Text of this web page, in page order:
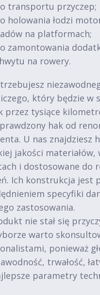
transportu przyczep;
holowania łodzi
na platformach;
zamontowania
na rowery.
który będzie w
przez tysiące
hak od
U nas znajdziesz
jakości materiałów,
i dostosowane do
Ich konstrukcja jest
specyfiki
zastosowania.
nie stał się
warto
ponieważ
trwałość,
parametry